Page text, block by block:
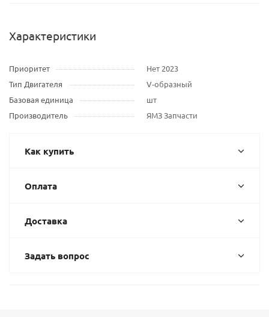
Характеристики
Приоритет
Нет 2023
Тип Двигателя
V-образный
Базовая единица
шт
Производитель
ЯМЗ Запчасти
Как купить
Оплата
Доставка
Задать вопрос